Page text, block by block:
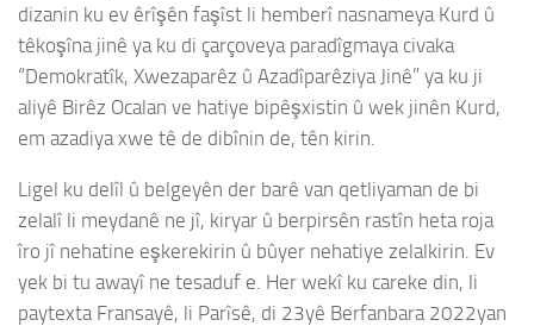
dizanin ku ev êrîşên faşîst li hemberî nasnameya Kurd û
têkoşîna jinê ya ku di çarçoveya paradîgmaya civaka
“Demokratîk, Xwezaparêz û Azadîparêziya Jinê” ya ku ji
aliyê Birêz Ocalan ve hatiye bipêşxistin û wek jinên Kurd,
em azadiya xwe tê de dibînin de, tên kirin.
Ligel ku delîl û belgeyên der barê van qetliyaman de bi
zelalî li meydanê ne jî, kiryar û berpirsên rastîn heta roja
îro jî nehatine eşkerekirin û bûyer nehatiye zelalkirin. Ev
yek bi tu awayî ne tesaduf e. Her wekî ku careke din, li
paytexta Fransayê, li Parîsê, di 23yê Berfanbara 2022yan